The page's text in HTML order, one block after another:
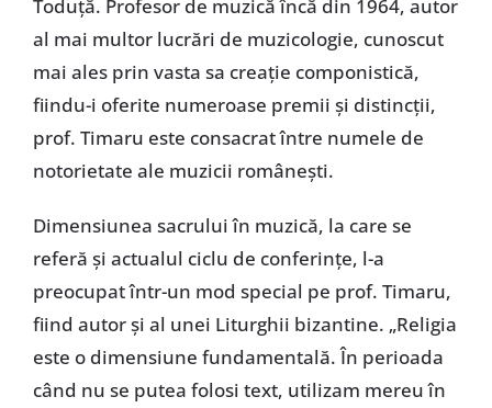
Toduţă. Profesor de muzică încă din 1964, autor
al mai multor lucrări de muzicologie, cunoscut
mai ales prin vasta sa creaţie componistică,
fiindu-i oferite numeroase premii şi distincţii,
prof. Timaru este consacrat între numele de
notorietate ale muzicii româneşti.
Dimensiunea sacrului în muzică, la care se
referă şi actualul ciclu de conferinţe, l-a
preocupat într-un mod special pe prof. Timaru,
fiind autor şi al unei Liturghii bizantine. „Religia
este o dimensiune fundamentală. În perioada
când nu se putea folosi text, utilizam mereu în